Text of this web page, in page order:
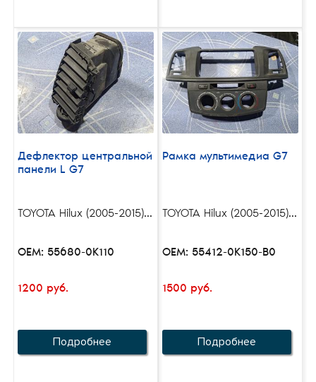
Дефлектор центральной
панели L G7
TOYOTA Hilux (2005-2015)...
OEM: 55680-0K110
1200 руб.
Подробнее
Рамка мультимедиа G7
TOYOTA Hilux (2005-2015)...
OEM: 55412-0K150-B0
1500 руб.
Подробнее